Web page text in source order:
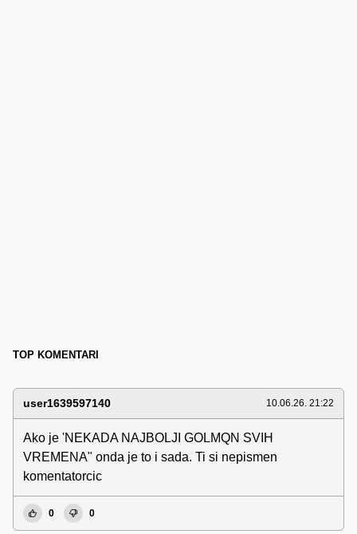
TOP KOMENTARI
user1639597140 10.06.26. 21:22
Ako je 'NEKADA NAJBOLJI GOLMQN SVIH
VREMENA" onda je to i sada. Ti si nepismen
komentatorcic
0 0